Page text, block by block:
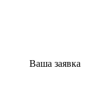
Ваша заявка